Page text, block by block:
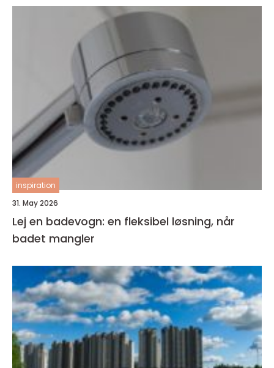
inspiration
31. May 2026
Lej en badevogn: en fleksibel løsning, når
badet mangler